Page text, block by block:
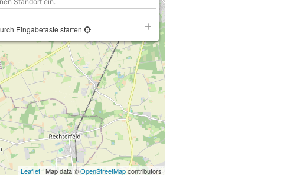
Eingabetaste starten
Leaflet| Map data ©OpenStreetMapcontributors